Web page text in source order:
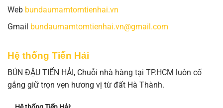
Web bundaumamtomtienhai.vn
Gmail bundaumamtomtienhai.vn@gmail.com
Hệ thống Tiến Hải
BÚN ĐẬU TIẾN HẢI, Chuỗi nhà hàng tại TP.HCM luôn cố
gắng giữ trọn vẹn hương vị từ đất Hà Thành.